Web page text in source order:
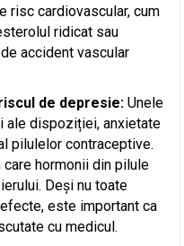
risc cardiovascular, cum
ridicat sau
accident vascular
de depresie: Unele
ale dispoziției, anxietate
pilulelor contraceptive.
hormonii din pilule
Deși nu toate
este important ca
cu medicul.